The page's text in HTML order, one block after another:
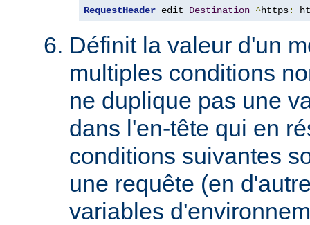
RequestHeader edit Destination ^https:
Définit la valeur d'un
multiples conditions
ne duplique pas une
dans l'en-tête qui en
conditions suivantes
une requête (en
variables